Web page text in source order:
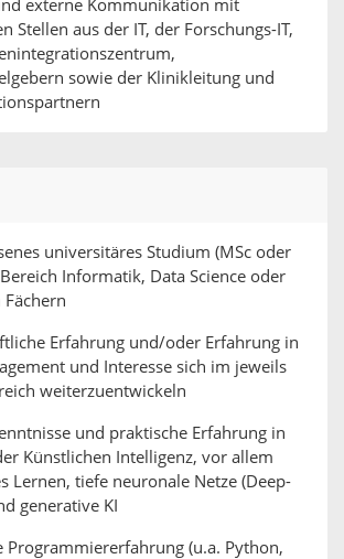
externe Kommunikation mit
Stellen aus der IT, der Forschungs-IT,
sowie der Klinikleitung und
universitäres Studium (MSc oder
Informatik, Data Science oder
Erfahrung und/oder Erfahrung in
und Interesse sich im jeweils
weiterzuentwickeln
und praktische Erfahrung in
Künstlichen Intelligenz, vor allem
Lernen, tiefe neuronale Netze (Deep-
generative KI
Programmiererfahrung (u.a. Python,